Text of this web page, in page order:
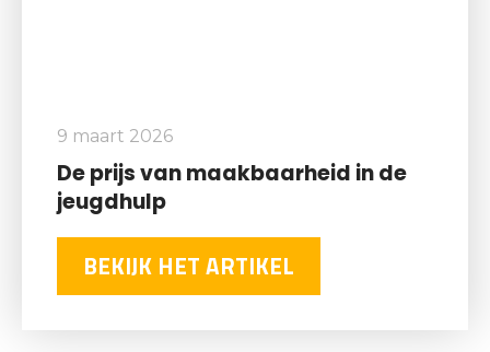
9 maart 2026
De prijs van maakbaarheid in de
jeugdhulp
BEKIJK HET ARTIKEL